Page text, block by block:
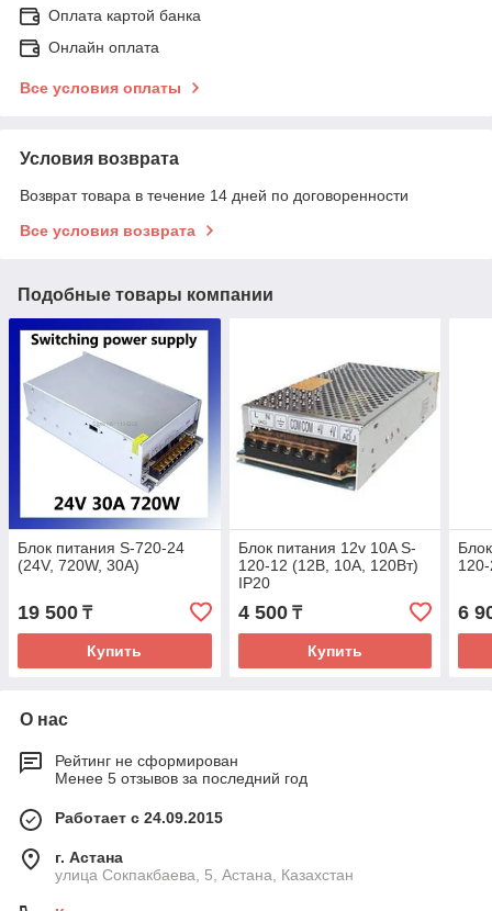
Оплата картой банка
Онлайн оплата
Все условия оплаты
Условия возврата
Возврат товара в течение 14 дней по договоренности
Все условия возврата
Подобные товары компании
Блок питания S-720-24
(24V, 720W, 30A)
19 500 ₸
Купить
Блок питания 12v 10A S-
120-12 (12В, 10А, 120Вт)
IP20
4 500₸
Купить
6
О нас
Рейтинг не сформирован
Менее 5 отзывов за последний год
Работает с 24.09.2015
г. Астана
улица Сокпакбаева, 5, Астана, Казахстан